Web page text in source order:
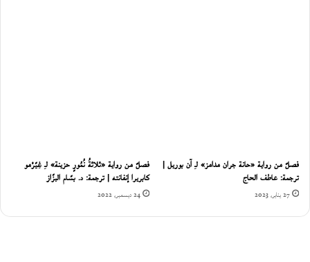
فصلٌ من رواية «حانة جران مدامز» لـِ آن بوريل |
ترجمة: عاطف الحاج
27 يناير، 2023
فصلٌ من رواية «ثلاثةُ نُمُورٍ حزينة» لـِ غِيّرْمو
كابريرا إنفانته | ترجمة: د. بسّام البزّاز
24 ديسمبر، 2022